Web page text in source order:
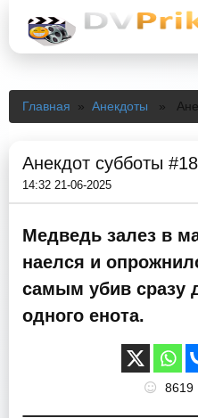
Главная » Анекдоты »
Анекдот субботы
14:32 21-06-2025
Медведь залез в
наелся и
самым убив сразу
одного енота.
8619